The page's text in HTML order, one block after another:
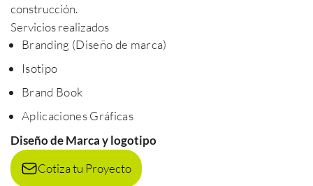
construcción.
Servicios realizados
Branding (Diseño de marca)
Isotipo
Brand Book
Aplicaciones Gráficas
Diseño de Marca y logotipo
Cotiza tu Proyecto